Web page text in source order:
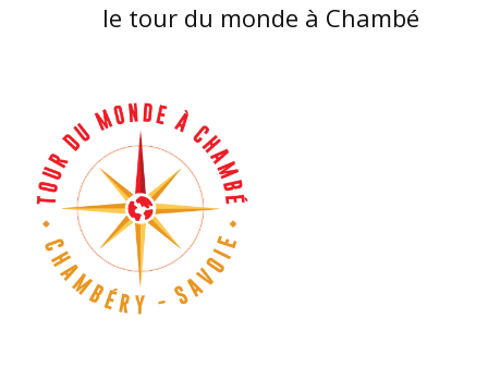
le tour du monde à Chambé